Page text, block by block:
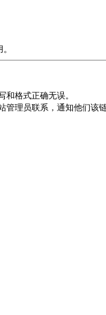
格式正确无误。
管理员联系，通知他们该